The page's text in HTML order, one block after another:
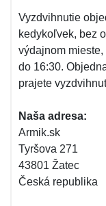
Vyzdvihnutie
kedykoľvek, bez
výdajnom
do 16:30.
prajete
Naša adresa:
Armik.sk
Tyršova 271
43801 Žatec
Česká republika